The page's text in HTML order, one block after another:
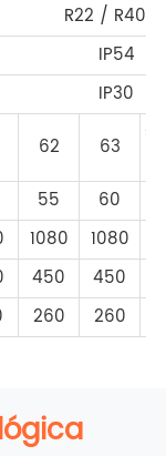
R22 /
IP54
IP30
62 63
55 60
1080 1080
450 450
260 260